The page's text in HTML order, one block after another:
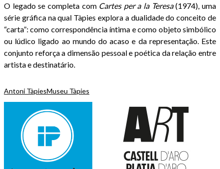
O legado se completa com Cartes per a la Teresa(1974), uma
série gráfica na qual Tàpies explora a dualidade do conceito de
“carta”: como correspondência íntima e como objeto simbólico
ou lúdico ligado ao mundo do acaso e da representação. Este
conjunto reforça a dimensão pessoal e poética da relação entre
artista e destinatário.
Antoni TàpiesMuseu Tàpies